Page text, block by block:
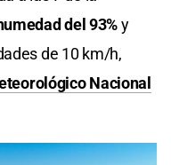
del 93%y
de 10 km/h,
Nacional